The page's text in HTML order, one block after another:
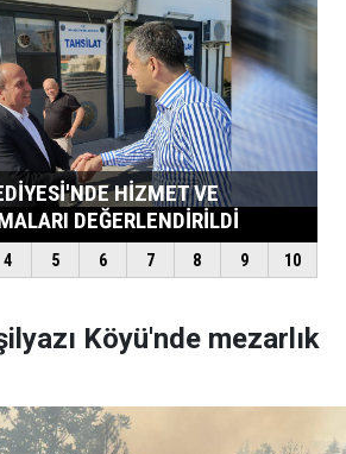
Köyü'nde mezarlık